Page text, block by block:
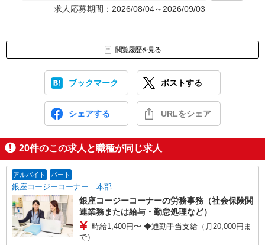
ます。予めご了承ください。
求人応募期間：2026/08/04～2026/09/03
閲覧履歴を見る
ブックマーク ポストする
シェアする URLをシェア
20件のこの求人と職種が同じ求人
アルバイト パート
銀座コージーコーナー 本部
銀座コージーコーナーの労務事務（社会保険関
連業務または給与・勤怠処理など）
時給1,400円〜 ◆通勤手当支給（月20,000円ま
で）